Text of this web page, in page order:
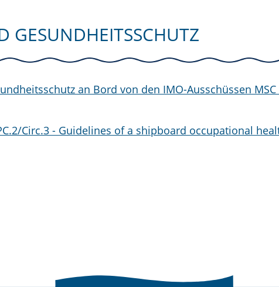
GESUNDHEITSSCHUTZ
an Bord von den IMO-Ausschüssen
Circ.3 - Guidelines of a shipboard occupational